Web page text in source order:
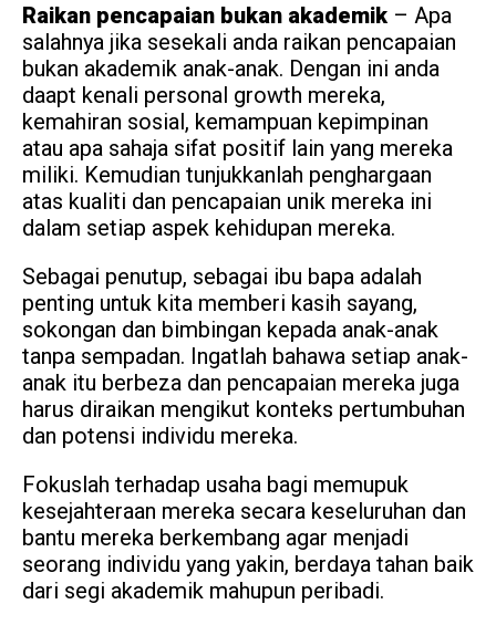
Raikan pencapaian bukan akademik – Apa
salahnya jika sesekali anda raikan pencapaian
bukan akademik anak-anak. Dengan ini anda
daapt kenali personal growth mereka,
kemahiran sosial, kemampuan kepimpinan
atau apa sahaja sifat positif lain yang mereka
miliki. Kemudian tunjukkanlah penghargaan
atas kualiti dan pencapaian unik mereka ini
dalam setiap aspek kehidupan mereka.
Sebagai penutup, sebagai ibu bapa adalah
penting untuk kita memberi kasih sayang,
sokongan dan bimbingan kepada anak-anak
tanpa sempadan. Ingatlah bahawa setiap anak-
anak itu berbeza dan pencapaian mereka juga
harus diraikan mengikut konteks pertumbuhan
dan potensi individu mereka.
Fokuslah terhadap usaha bagi memupuk
kesejahteraan mereka secara keseluruhan dan
bantu mereka berkembang agar menjadi
seorang individu yang yakin, berdaya tahan baik
dari segi akademik mahupun peribadi.